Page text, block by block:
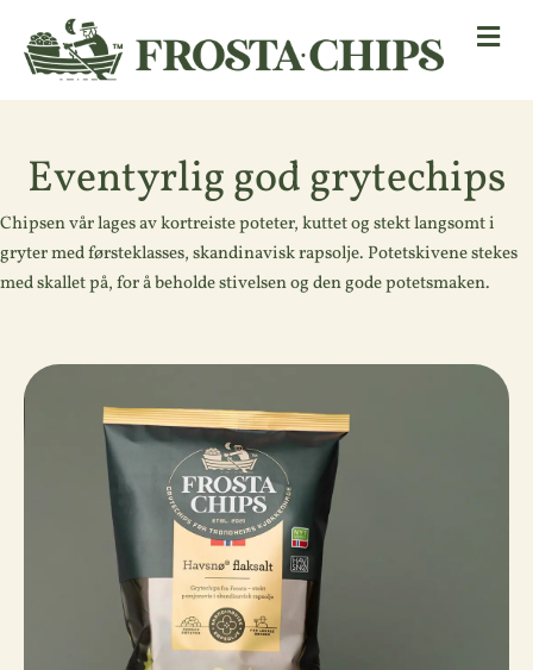
Eventyrlig god grytechips
Chipsen vår lages av kortreiste poteter, kuttet og stekt langsomt i
gryter med førsteklasses, skandinavisk rapsolje. Potetskivene stekes
med skallet på, for å beholde stivelsen og den gode potetsmaken.